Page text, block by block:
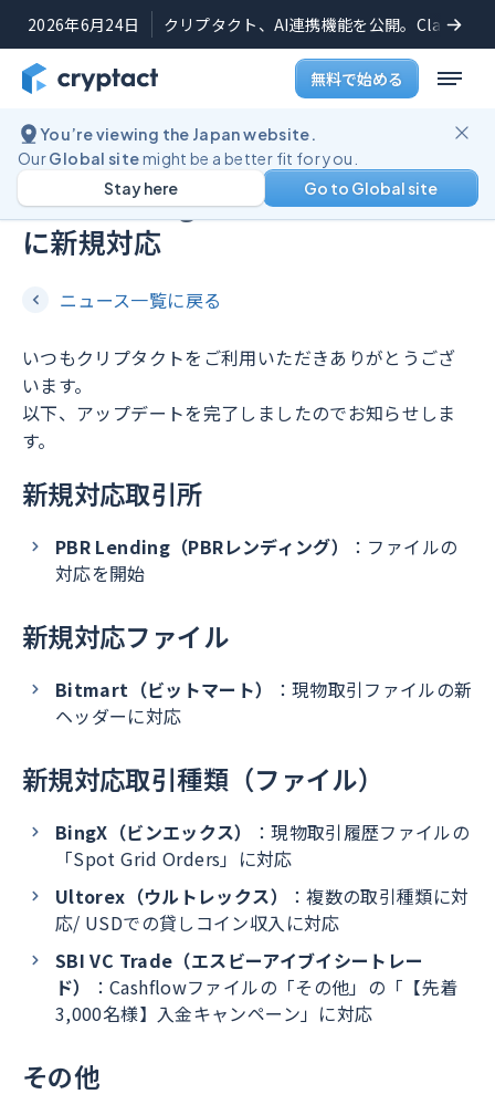
2026年6月24日 クリプタクト、AI連携機能を公開。Claude
無料で始める
You’re viewing the Japan website.
OurGlobal sitemight be a better fit for you.
Go to Global site
Stay here
機能アップデート
PBR Lending（PBRレンディング）
に新規対応
ニュース一覧に戻る
いつもクリプタクトをご利用いただきありがとうござ
います。
以下、アップデートを完了しましたのでお知らせしま
す。
新規対応取引所
PBR Lending（PBRレンディング）
：ファイルの
対応を開始
新規対応ファイル
Bitmart（ビットマート）
：現物取引ファイルの新
ヘッダーに対応
新規対応取引種類（ファイル）
BingX（ビンエックス）
：現物取引履歴ファイルの
「Spot Grid Orders」に対応
Ultorex（ウルトレックス）
：複数の取引種類に対
応/ USDでの貸しコイン収入に対応
SBI VC Trade（エスビーアイブイシートレー
ド）
：Cashflowファイルの「その他」の「【先着
3,000名様】入金キャンペーン」に対応
その他